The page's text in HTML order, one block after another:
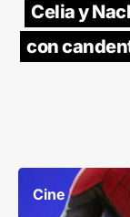
Celia y
con
Cine